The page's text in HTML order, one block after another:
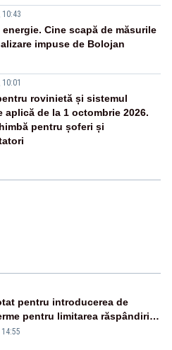
energie. Cine scapă de măsurile
impuse de Bolojan
rovinietă și sistemul
aplică de la 1 octombrie 2026.
pentru șoferi și
pentru introducerea de
pentru limitarea răspândirii
porcine africane